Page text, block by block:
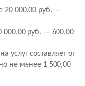
20 000,00 руб. —
000,00 руб. — 600,00
услуг составляет от
не менее 1 500,00